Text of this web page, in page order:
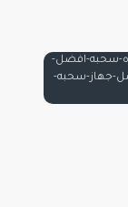
سحبه-افضل-
جهاز-سحبه-